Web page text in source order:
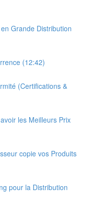
Grande Distribution
(12:42)
(Certifications &
les Meilleurs Prix
copie vos Produits
pour la Distribution